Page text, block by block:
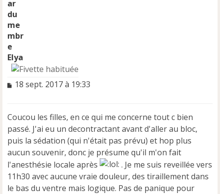
Elya
M
a
g
e
n
o
n
l
u
18 sept. 2017 à 19:33
Coucou les filles, en ce qui me concerne tout c bien
passé. J'ai eu un decontractant avant d'aller au bloc,
puis la sédation (qui n'était pas prévu) et hop plus
aucun souvenir, donc je présume qu'il m'on fait
l'anesthésie locale après
. Je me suis reveillée vers
11h30 avec aucune vraie douleur, des tiraillement dans
le bas du ventre mais logique. Pas de panique pour